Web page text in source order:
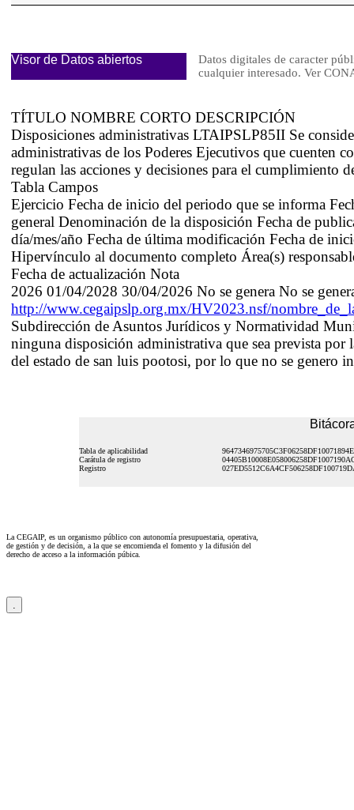
Visor de Datos abiertos
Datos digitales de caracter
cualquier interesado. Ver
TÍTULO NOMBRE CORTO DESCRIPCIÓN
Disposiciones administrativas LTAIPSLP85II Se
administrativas de los Poderes Ejecutivos que cuenten
regulan las acciones y decisiones para el cumplimiento
Tabla Campos
Ejercicio Fecha de inicio del periodo que se informa
general Denominación de la disposición Fecha de
día/mes/año Fecha de última modificación Fecha de
Hipervínculo al documento completo Área(s)
Fecha de actualización Nota
2026 01/04/2028 30/04/2026 No se genera No se
http://www.cegaipslp.org.mx/HV2023.nsf/
Subdirección de Asuntos Jurídicos y Normatividad
ninguna disposición administrativa que sea prevista por
del estado de san luis pootosi, por lo que no se genero
Tabla de aplicabilidad
9647346975705C3F06258DF10071894E
Carátula de registro
Registro
La CEGAIP, es un organismo público con autonomía presupuestaria, operativa,
de gestión y de decisión, a la que se encomienda el fomento y la difusión del
derecho de acceso a la información púbica.